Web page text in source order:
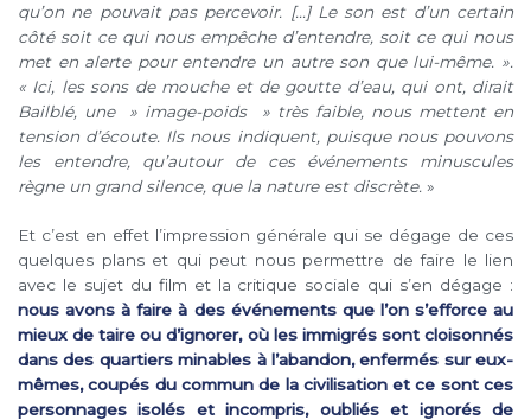
qu’on ne pouvait pas percevoir. […] Le son est d’un certain
côté soit ce qui nous empêche d’entendre, soit ce qui nous
met en alerte pour entendre un autre son que lui-même. ».
« Ici, les sons de mouche et de goutte d’eau, qui ont, dirait
Bailblé, une » image-poids » très faible, nous mettent en
tension d’écoute. Ils nous indiquent, puisque nous pouvons
les entendre, qu’autour de ces événements minuscules
règne un grand silence, que la nature est discrète. »
Et c’est en effet l’impression générale qui se dégage de ces
quelques plans et qui peut nous permettre de faire le lien
avec le sujet du film et la critique sociale qui s’en dégage :
nous avons à faire à des événements que l’on s’efforce au
mieux de taire ou d’ignorer, où les immigrés sont cloisonnés
dans des quartiers minables à l’abandon, enfermés sur eux-
mêmes, coupés du commun de la civilisation et ce sont ces
personnages isolés et incompris, oubliés et ignorés de